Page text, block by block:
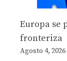
Europa se
fronteriza
Agosto 4, 2026